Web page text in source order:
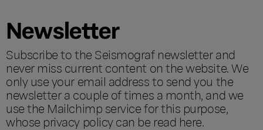
Newsletter
Subscribe to the Seismograf newsletter and
never miss current content on the website. We
only use your email address to send you the
newsletter a couple of times a month, and we
use the Mailchimp service for this purpose,
whose privacy policy can be read here.